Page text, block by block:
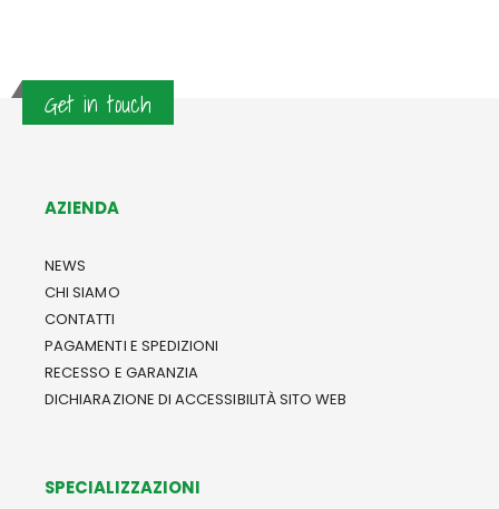
Get in touch
AZIENDA
NEWS
CHI SIAMO
CONTATTI
PAGAMENTI E SPEDIZIONI
RECESSO E GARANZIA
DICHIARAZIONE DI ACCESSIBILITÀ SITO WEB
SPECIALIZZAZIONI